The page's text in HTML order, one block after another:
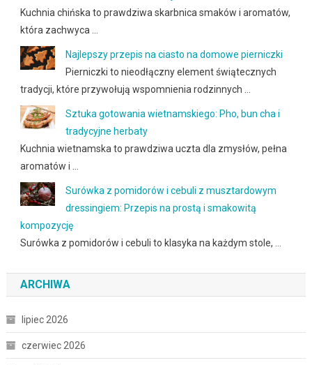
Kuchnia chińska to prawdziwa skarbnica smaków i aromatów,
która zachwyca …
Najlepszy przepis na ciasto na domowe pierniczki
Pierniczki to nieodłączny element świątecznych
tradycji, które przywołują wspomnienia rodzinnych …
Sztuka gotowania wietnamskiego: Pho, bun cha i
tradycyjne herbaty
Kuchnia wietnamska to prawdziwa uczta dla zmysłów, pełna
aromatów i …
Surówka z pomidorów i cebuli z musztardowym
dressingiem: Przepis na prostą i smakowitą
kompozycję
Surówka z pomidorów i cebuli to klasyka na każdym stole, …
ARCHIWA
lipiec 2026
czerwiec 2026